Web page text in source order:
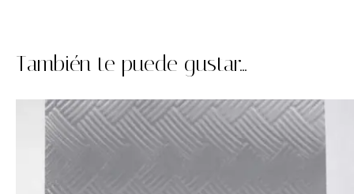
También te puede gustar...